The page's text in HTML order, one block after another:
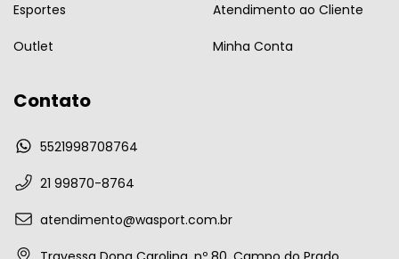
Esportes
Outlet
Atendimento ao Cliente
Minha Conta
Contato
5521998708764
21 99870-8764
atendimento@wasport.com.br